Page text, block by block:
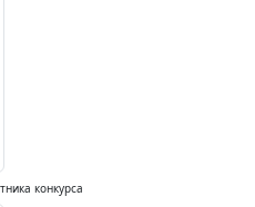
конкурса